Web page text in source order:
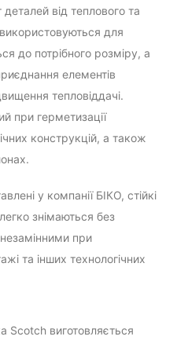
від теплового та
для
до потрібного розміру, а
елементів
тепловіддачі.
при герметизації
конструкцій, а також
у компанії БІКО, стійкі
знімаються без
при
та інших технологічних
Scotch виготовляється